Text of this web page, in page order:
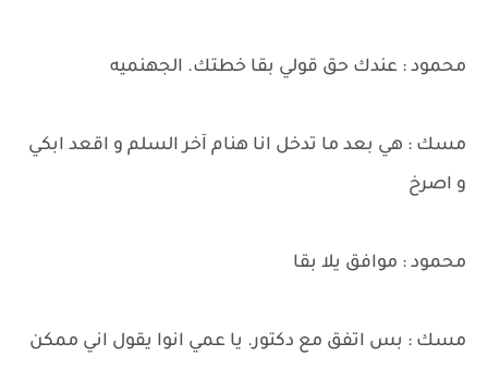
محمود : عندك حق قولي بقا خطتك. الجهنميه
مسك : هي بعد ما تدخل انا هنام آخر السلم و اقعد ابكي
و اصرخ
محمود : موافق يلا بقا
مسك : بس اتفق مع دكتور. يا عمي انوا يقول اني ممكن